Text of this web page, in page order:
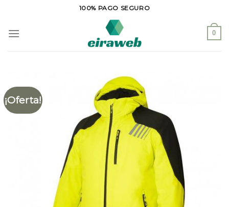
contenido
100% PAGO SEGURO
0
¡Oferta!